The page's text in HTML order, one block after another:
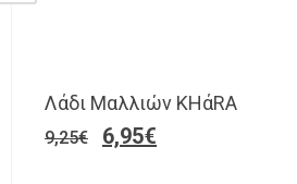
Λάδι Μαλλιών ΚΗάRA
9,25€ 6,95€